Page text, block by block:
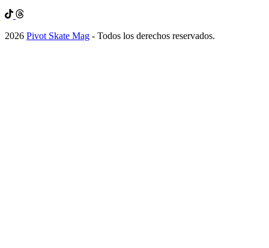
2026 Pivot Skate Mag - Todos los derechos reservados.